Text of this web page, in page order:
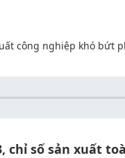
chỉ số sản xuất